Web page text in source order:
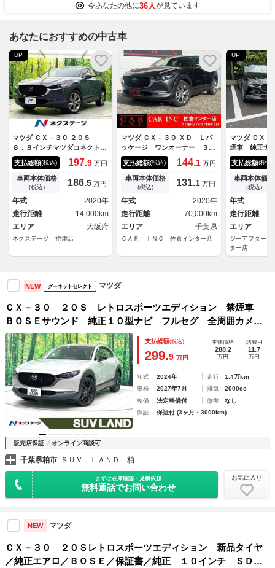
今あなたの他に36人が見ています
あなたにおすすめの中古車
UP
マツダ ＣＸ－３０ ２０Ｓ
８．８インチマツダコネクトナ
ビ バックカメラ スマートブ
レーキサポート レーダークル
ーズコントロール ＥＴＣ Ｌ
ＥＤヘッド スマートキー 純
正１８インチアルミ 電子パー
キングブレーキ コーナーセン
サー
支払総額(税込) 197.9 万円
車両本体価格
(税込) 186.5 万円
年式
2020年
走行距離
14,000km
エリア
大阪府
ネクステージ 摂津店
マツダ ＣＸ－３０ ＸＤ Ｌパ
ッケージ ワンオーナー ３６
０°カメラ 白革 ＢＯＳＥサ
ウンド メモリー付パワーシー
ト 電動リアゲート 衝突軽減
ブレーキ ＥＴＣ アップルカ
ープレイ ドラレコ ＬＥＤヘ
ッドライト フルセグ Ｂｌｕ
ｅｔｏｏｔｈ
支払総額(税込) 144.1 万円
車両本体価格
(税込) 131.1 万円
年式
2020年
走行距離
70,000km
エリア
千葉県
ＣＡＲ ＩＮＣ 佐倉インター店
UP
マツダ ＣＸ
煙車 純正ナ
ラ ＥＴＣ
ＴＣ ＬＥＤ
ダプティブ
ンキープア
キー スマー
ト クルーザ
支払総額(税込)
車両本体価格
(税込)
年式
走行距離
エリア
ジーアフターＭ
ター店
NEW グーネットセレクト マツダ
ＣＸ－３０ ２０Ｓ レトロスポーツエディション 禁煙車
ＢＯＳＥサウンド 純正１０型ナビ フルセグ 全周囲カメ
ラ レーダークルーズ 車線逸脱警報 ブラインドスポットモ
ニター シートヒーター ステアリングヒーター ＬＥＤヘッ
ドライト ＥＴＣ
支払総額(税込)
299.9 万円
本体価格
288.2
万円
諸費用
11.7
万円
年式 2024年 走行
1.4万km
車検
2027年7月 排気
2000cc
整備
法定整備付 修復
なし
保証
保証付 (3ヶ月・3000km)
販売店保証 オンライン商談可
千葉県柏市 ＳＵＶ ＬＡＮＤ 柏
まずは在庫確認・見積依頼
無料通話でお問い合わせ
お気に入り
NEW マツダ
ＣＸ－３０ ２０Ｓレトロスポーツエディション 新品タイヤ
／純正エアロ／ＢＯＳＥ／保証書／純正 １０インチ ＳＤナ